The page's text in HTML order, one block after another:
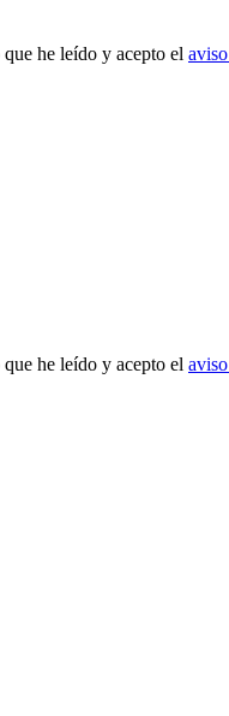
he leído y acepto el
he leído y acepto el